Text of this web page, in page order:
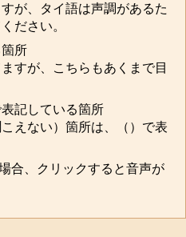
が、タイ語は声調があるた
ださい。
所
すが、こちらもあくまで目
記している箇所
えない）箇所は、（）で表
合、クリックすると音声が